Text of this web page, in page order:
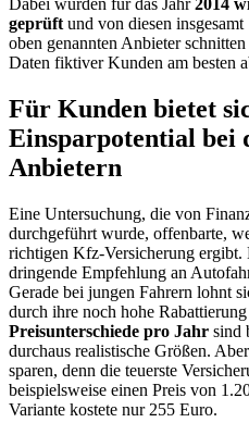
Dabei wurden für das Jahr2014
geprüft und von diesen
oben genannten Anbieter
Daten fiktiver Kunden am besten
Für Kunden bietet
Einsparpotential bei
Anbietern
Eine Untersuchung, die von
durchgeführt wurde, offenbarte,
richtigen Kfz-Versicherung ergibt.
dringende Empfehlung an
Gerade bei jungen Fahrern lohnt
durch ihre noch hohe
Preisunterschiede pro Jahr sind
durchaus realistische Größen.
sparen, denn die teuerste
beispielsweise einen Preis von
Variante kostete nur 255 Euro.